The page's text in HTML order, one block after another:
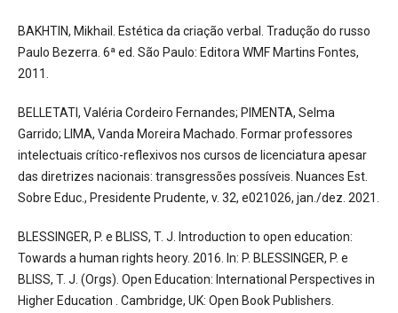
BAKHTIN, Mikhail. Estética da criação verbal. Tradução do russo
Paulo Bezerra. 6ª ed. São Paulo: Editora WMF Martins Fontes,
2011.
BELLETATI, Valéria Cordeiro Fernandes; PIMENTA, Selma
Garrido; LIMA, Vanda Moreira Machado. Formar professores
intelectuais crítico-reflexivos nos cursos de licenciatura apesar
das diretrizes nacionais: transgressões possíveis. Nuances Est.
Sobre Educ., Presidente Prudente, v. 32, e021026, jan./dez. 2021.
BLESSINGER, P. e BLISS, T. J. Introduction to open education:
Towards a human rights heory. 2016. In: P. BLESSINGER, P. e
BLISS, T. J. (Orgs). Open Education: International Perspectives in
Higher Education . Cambridge, UK: Open Book Publishers.